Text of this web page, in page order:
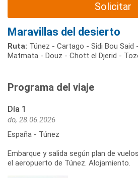
Solicitar
Maravillas del desierto
Ruta: Túnez - Cartago - Sidi Bou
Matmata - Douz - Chott el Djerid -
Programa del viaje
Día 1
do, 28.06.2026
España - Túnez
Embarque y salida según plan de
el aeropuerto de Túnez. Alojamiento.